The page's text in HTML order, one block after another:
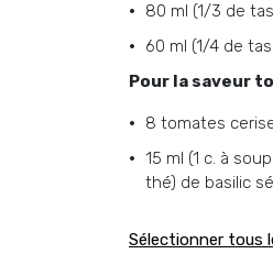
80 ml (1/3 de
60 ml (1/4 de
Pour la saveur
8 tomates
15 ml (1 c. à
thé) de basilic
Sélectionner tous